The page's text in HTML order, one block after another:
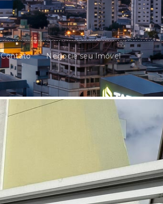
Contato Negocie seu Imóvel